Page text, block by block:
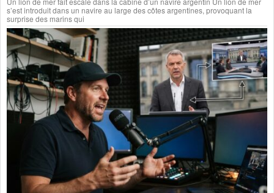
s’est introduit dans un navire au large des côtes argentines, provoquant la
surprise des marins qui